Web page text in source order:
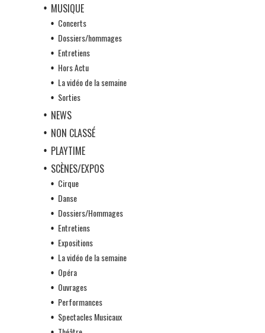
MUSIQUE
Concerts
Dossiers/hommages
Entretiens
Hors Actu
La vidéo de la semaine
Sorties
NEWS
NON CLASSÉ
PLAYTIME
SCÈNES/EXPOS
Cirque
Danse
Dossiers/Hommages
Entretiens
Expositions
La vidéo de la semaine
Opéra
Ouvrages
Performances
Spectacles Musicaux